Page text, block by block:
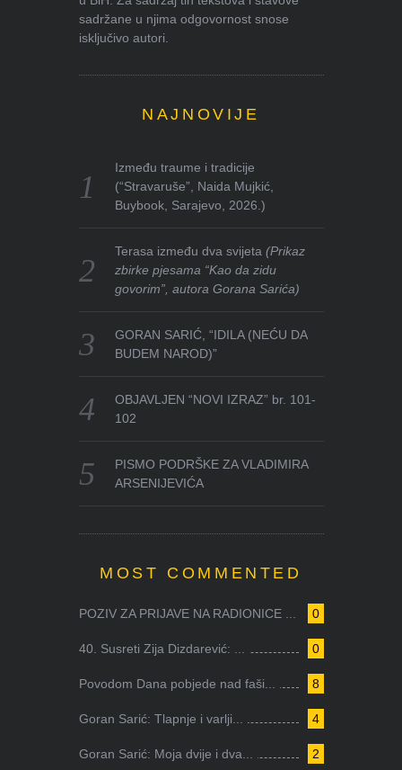
sadržane u njima odgovornost snose
isključivo autori.
NAJNOVIJE
Između traume i tradicije
(“Stravaruše”, Naida Mujkić,
Buybook, Sarajevo, 2026.)
Terasa između dva svijeta(Prikaz
zbirke pjesama “Kao da zidu
govorim”, autora Gorana Sarića)
GORAN SARIĆ, “IDILA (NEĆU DA
BUDEM NAROD)”
OBJAVLJEN “NOVI IZRAZ” br. 101-
102
PISMO PODRŠKE ZA VLADIMIRA
ARSENIJEVIĆA
MOST COMMENTED
0
POZIV ZA PRIJAVE NA RADIONICE ...
0
40. Susreti Zija Dizdarević: ...
8
Povodom Dana pobjede nad faši...
4
Goran Sarić: Tlapnje i varlji...
2
Goran Sarić: Moja dvije i dva...